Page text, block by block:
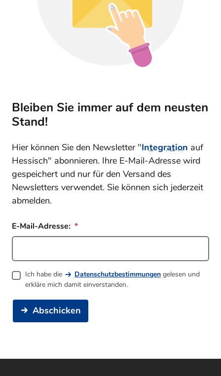
Bleiben Sie immer auf dem neusten
Stand!
Hier können Sie den Newsletter "Integration auf
Hessisch" abonnieren. Ihre E-Mail-Adresse wird
gespeichert und nur für den Versand des
Newsletters verwendet. Sie können sich jederzeit
abmelden.
E-Mail-Adresse:
Ich habe die Datenschutzbestimmungen gelesen und
erkläre mich damit einverstanden.
Abschicken